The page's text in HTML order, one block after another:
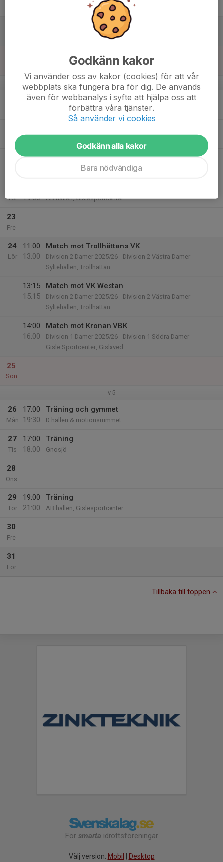
v.4
17:00
Träning och gymmet
D hallen & motionsrummet
Tor
19:00
AB hallen, Gislesportcenter
23
Fre
24
Lör
11:00
13:00
Match mot Trollhättans VK
Division 2 Damer 2025/26 - Division 2 Västra Damer
Syltehallen, Trollhättan
13:15
15:15
Match mot VK Westan
Division 2 Damer 2025/26 - Division 2 Västra Damer
Syltehallen, Trollhättan
14:00
16:00
Match mot Kronan VBK
Division 1 Damer 2025/26 - Division 1 Södra Damer
Gisle Sportcenter, Gislaved
25
Sön
v.5
26
Mån
17:00
19:30
Träning och gymmet
D hallen & motionsrummet
27
Tis
17:00
18:00
Träning
Gnosjö
28
Ons
29
Tor
19:00
21:00
Träning
AB hallen, Gislesportcenter
30
Fre
31
Lör
Tillbaka till toppen
För smarta idrottsföreningar
Välj version: Mobil Desktop
Godkänn kakor
Vi använder oss av kakor (cookies) för att vår
webbplats ska fungera bra för dig. De används
även för webbanalys i syfte att hjälpa oss att
förbättra våra tjänster.
Så använder vi cookies
Godkänn alla kakor
Bara nödvändiga